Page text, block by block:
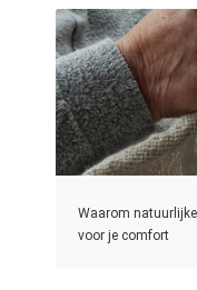
Waarom
voor je comfort